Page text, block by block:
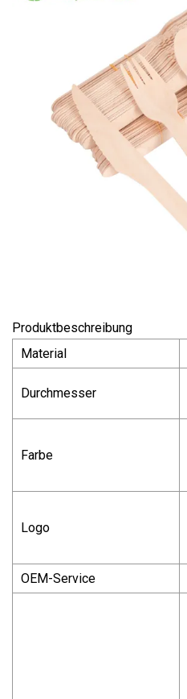
Produktbeschreibung
Material
Durchmesser
Farbe
Logo
OEM-Service